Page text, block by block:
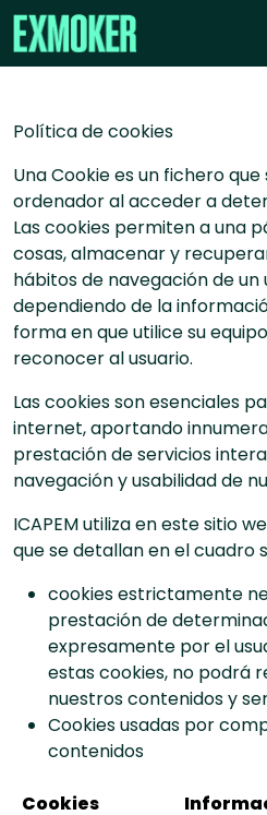
Política de cookies
Una Cookie es un fichero
ordenador al acceder a
Las cookies permiten a una
cosas, almacenar y
hábitos de navegación de un
dependiendo de la
forma en que utilice su
reconocer al usuario.
Las cookies son esenciales
internet, aportando
prestación de servicios
navegación y usabilidad de
ICAPEM utiliza en este sitio
que se detallan en el cuadro
cookies estrictamente
prestación de
expresamente por el
estas cookies, no podrá
nuestros contenidos y
Cookies usadas por
contenidos
Cookies